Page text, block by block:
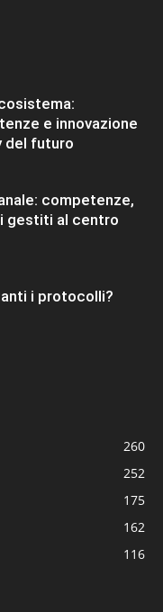
e innovazione
del futuro
competenze,
gestiti al centro
i protocolli?
260
252
175
162
116